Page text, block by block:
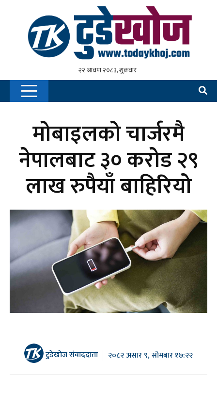
मोबाइलको चार्जरमै
नेपालबाट ३० करोड २९
लाख रुपैयाँ बाहिरियो
टुडेखोज संवाददाता २०८२ असार ९, सोमबार १७:२२